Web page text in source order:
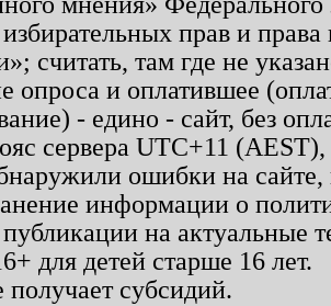
прав и
считать, там где не
опроса и оплатившее
- едино - сайт, без
сервера UTC+11
ошибки на
информации о
на актуальные
для детей старше 16 лет.
субсидий.